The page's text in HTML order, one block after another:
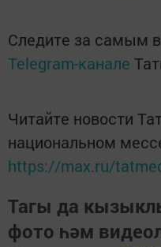
Следите за самым
Telegram-канале
Читайте новости
национальном
https://max.ru/
Тагы да
фото һәм